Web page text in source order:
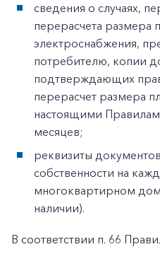
сведения о случаях,
перерасчета размера
электроснабжения,
потребителю, копии
подтверждающих
перерасчет размера
настоящими
месяцев;
реквизиты
собственности на
многоквартирном
наличии).
В соответствии п. 66